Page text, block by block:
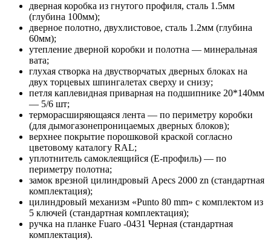
дверная коробка из гнутого профиля, сталь 1.5мм
(глубина 100мм);
дверное полотно, двухлистовое, сталь 1.2мм (глубина
60мм);
утепление дверной коробки и полотна — минеральная
вата;
глухая створка на двустворчатых дверных блоках на
двух торцевых шпингалетах сверху и снизу;
петля каплевидная приварная на подшипнике 20*140мм
— 5/6 шт;
терморасширяющаяся лента — по периметру коробки
(для дымогазонепроницаемых дверных блоков);
верхнее покрытие порошковой краской согласно
цветовому каталогу RAL;
уплотнитель самоклеящийся (E-профиль) — по
периметру полотна;
замок врезной цилиндровый Apecs 2000 zn (стандартная
комплектация);
цилиндровый механизм «Punto 80 mm» с комплектом из
5 ключей (стандартная комплектация);
ручка на планке Fuaro -0431 Черная (стандартная
комплектация).